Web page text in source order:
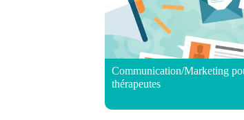
Communication/Marketing
thérapeutes